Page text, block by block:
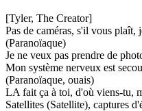
[Tyler, The Creator]
Pas de caméras, s'il vous plaît,
(Paranoïaque)
Je ne veux pas prendre de
Mon système nerveux est
(Paranoïaque, ouais)
LA fait ça à toi, d'où viens-tu,
Satellites (Satellite), captures